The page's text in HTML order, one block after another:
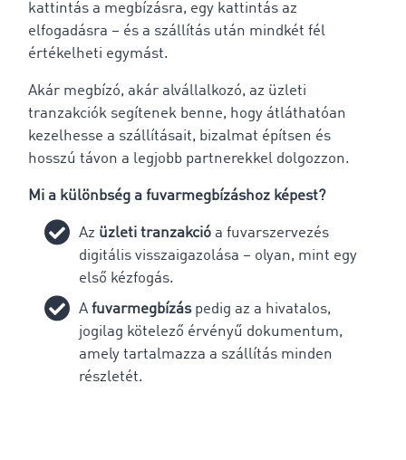
kattintás a megbízásra, egy kattintás az
elfogadásra – és a szállítás után mindkét fél
értékelheti egymást.
Akár megbízó, akár alvállalkozó, az üzleti
tranzakciók segítenek benne, hogy átláthatóan
kezelhesse a szállításait, bizalmat építsen és
hosszú távon a legjobb partnerekkel dolgozzon.
Mi a különbség a fuvarmegbízáshoz képest?
Az üzleti tranzakció a fuvarszervezés
digitális visszaigazolása – olyan, mint egy
első kézfogás.
A fuvarmegbízáspedig az a hivatalos,
jogilag kötelező érvényű dokumentum,
amely tartalmazza a szállítás minden
részletét.